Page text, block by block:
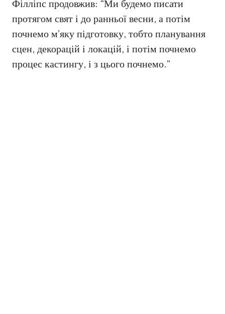
Філліпс продовжив: “Ми будемо писати
протягом свят і до ранньої весни, а потім
почнемо м’яку підготовку, тобто планування
сцен, декорацій і локацій, і потім почнемо
процес кастингу, і з цього почнемо.”